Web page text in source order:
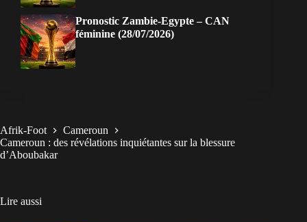
Pronostic Zambie-Egypte – CAN
féminine (28/07/2026)
Afrik-Foot
Cameroun
Cameroun : des révélations inquiétantes sur la blessure
d’Aboubakar
Lire aussi